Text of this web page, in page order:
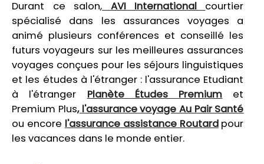
Durant ce salon, AVI International
courtier
spécialisé dans les assurances voyages a
animé plusieurs conférences et conseillé les
futurs voyageurs sur les meilleures assurances
voyages conçues pour les séjours linguistiques
et les études à l'étranger : l'assurance Etudiant
à l'étranger Planète Études Premium et
Premium Plus, l'assurance voyage Au Pair Santé
ou encore l'assurance assistance Routardpour
les vacances dans le monde entier.